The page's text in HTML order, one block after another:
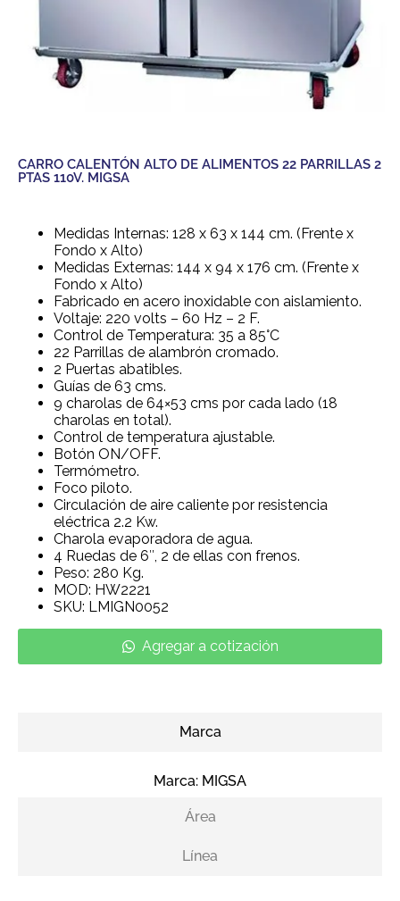
CARRO CALENTÓN ALTO DE ALIMENTOS 22 PARRILLAS 2
PTAS 110V. MIGSA
Medidas Internas: 128 x 63 x 144 cm. (Frente x
Fondo x Alto)
Medidas Externas: 144 x 94 x 176 cm. (Frente x
Fondo x Alto)
Fabricado en acero inoxidable con aislamiento.
Voltaje: 220 volts – 60 Hz – 2 F.
Control de Temperatura: 35 a 85°C
22 Parrillas de alambrón cromado.
2 Puertas abatibles.
Guías de 63 cms.
9 charolas de 64×53 cms por cada lado (18
charolas en total).
Control de temperatura ajustable.
Botón ON/OFF.
Termómetro.
Foco piloto.
Circulación de aire caliente por resistencia
eléctrica 2.2 Kw.
Charola evaporadora de agua.
4 Ruedas de 6″, 2 de ellas con frenos.
Peso: 280 Kg.
MOD: HW2221
SKU: LMIGN0052
Agregar a cotización
Marca
Marca: MIGSA
Área
Línea